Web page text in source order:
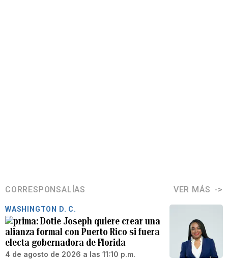
CORRESPONSALÍAS VER MÁS
WASHINGTON D. C.
Dotie Joseph quiere crear una
alianza formal con Puerto Rico si fuera
electa gobernadora de Florida
4 de agosto de 2026 a las 11:10 p.m.